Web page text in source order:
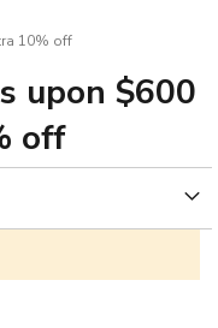
10% off
upon $600
off